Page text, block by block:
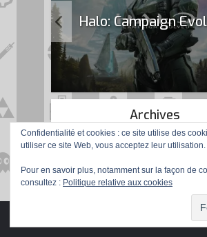
Halo: Campaign
Archives
Copyright © 2016 Gamer de Père en Fils.
Confidentialité et cookies : ce site utilise des
utiliser ce site Web, vous acceptez leur utilisation.
Pour en savoir plus, notamment sur la façon de
consultez : Politique relative aux cookies